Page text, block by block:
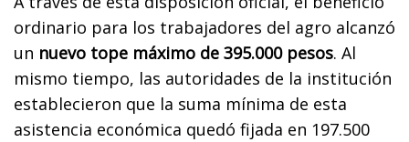
ordinario para los trabajadores del agro alcanzó
un nuevo tope máximo de 395.000 pesos. Al
mismo tiempo, las autoridades de la institución
establecieron que la suma mínima de esta
asistencia económica quedó fijada en 197.500